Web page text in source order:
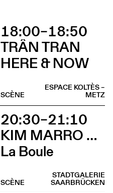
18:00–18:50
TRÂN TRAN
HERE & NOW
ESPACE KOLTÈS –
METZ
SCÈNE
20:30–21:10
KIM MARRO & LIAM LELARGE
La Boule
STADTGALERIE
SAARBRÜCKEN
SCÈNE